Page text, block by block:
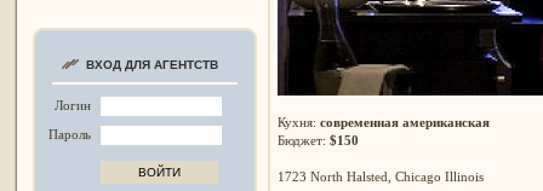
ВХОД ДЛЯ АГЕНТСТВ
Логин
Пароль
Кухня: современная американская
Бюджет: $150
1723 North Halsted, Chicago Illinois